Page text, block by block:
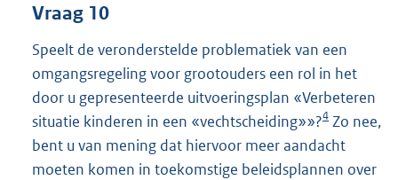
Vraag 10
Speelt de veronderstelde problematiek van een
omgangsregeling voor grootouders een rol in het
door u gepresenteerde uitvoeringsplan «Verbeteren
situatie kinderen in een «vechtscheiding»»?4 Zo nee,
bent u van mening dat hiervoor meer aandacht
moeten komen in toekomstige beleidsplannen over